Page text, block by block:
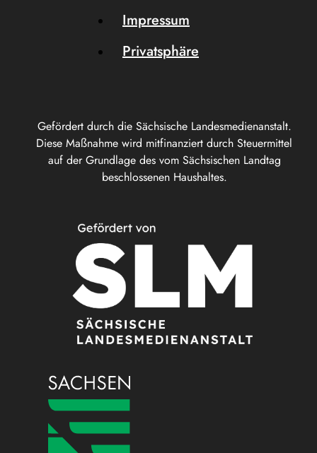
Gefördert durch die Sächsische Landesmedienanstalt.
Diese Maßnahme wird mitfinanziert durch Steuermittel
auf der Grundlage des vom Sächsischen Landtag
beschlossenen Haushaltes.
Impressum
Privatsphäre